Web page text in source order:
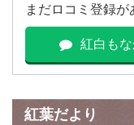
まだロコミ登録が
紅白も
紅葉だより